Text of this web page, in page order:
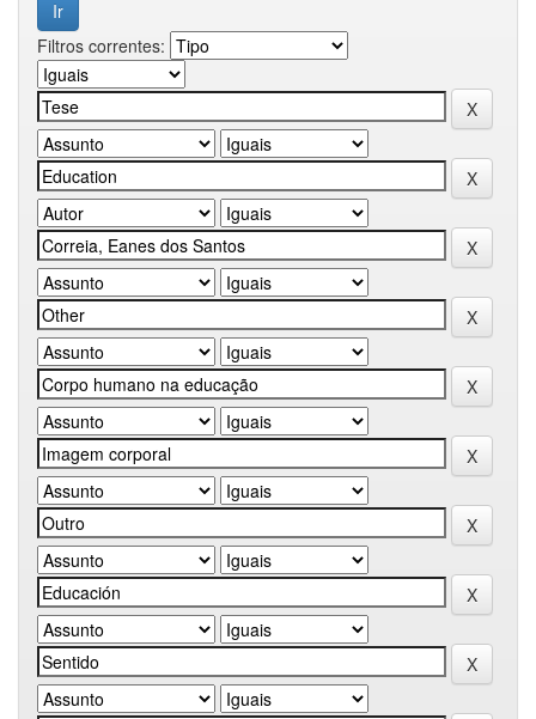
Filtros correntes: